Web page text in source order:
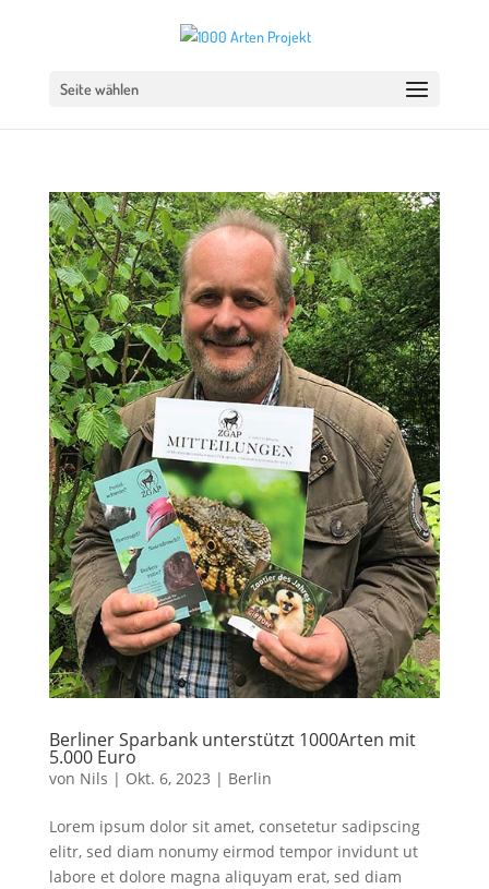
Seite wählen
Berliner Sparbank unterstützt 1000Arten mit
5.000 Euro
von Nils | Okt. 6, 2023 | Berlin
Lorem ipsum dolor sit amet, consetetur sadipscing
elitr, sed diam nonumy eirmod tempor invidunt ut
labore et dolore magna aliquyam erat, sed diam